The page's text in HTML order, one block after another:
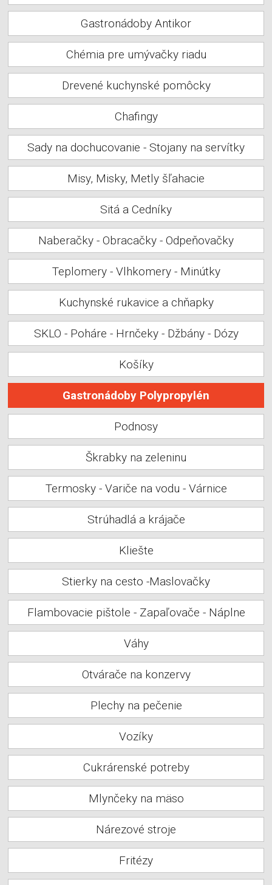
Gastronádoby Antikor
Chémia pre umývačky riadu
Drevené kuchynské pomôcky
Chafingy
Sady na dochucovanie - Stojany na servítky
Misy, Misky, Metly šľahacie
Sitá a Cedníky
Naberačky - Obracačky - Odpeňovačky
Teplomery - Vlhkomery - Minútky
Kuchynské rukavice a chňapky
SKLO - Poháre - Hrnčeky - Džbány - Dózy
Košíky
Gastronádoby Polypropylén
Podnosy
Škrabky na zeleninu
Termosky - Variče na vodu - Várnice
Strúhadlá a krájače
Kliešte
Stierky na cesto -Maslovačky
Flambovacie pištole - Zapaľovače - Náplne
Váhy
Otvárače na konzervy
Plechy na pečenie
Vozíky
Cukrárenské potreby
Mlynčeky na mäso
Nárezové stroje
Fritézy